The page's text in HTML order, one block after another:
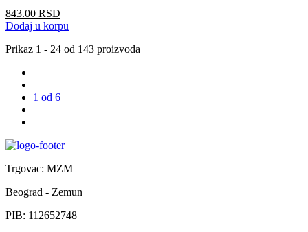
843.00 RSD
Dodaj u korpu
Prikaz 1 - 24 od 143 proizvoda
1 od 6
Trgovac: MZM
Beograd - Zemun
PIB: 112652748